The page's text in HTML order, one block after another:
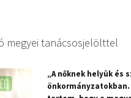
megyei tanácsosjelölttel
„A nőknek helyük és